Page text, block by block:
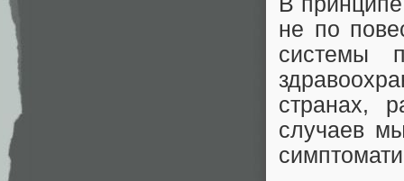
не по
системы
странах,
случаев